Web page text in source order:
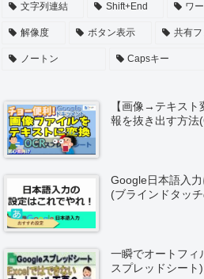
文字列連結 Shift+End ワ
解像度 ボタン表示 共有
ノートン Capsキー
【画像→テキス
報を抜き出す方法
Google日本語入
(ブラインドタッ
一瞬でオートフィ
スプレッドシート)